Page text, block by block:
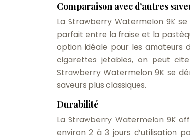
Comparaison avec d’autres
La Strawberry Watermelon 9K
parfait entre la fraise et la
option idéale pour les amateurs
cigarettes jetables, on peut
Strawberry Watermelon 9K se
saveurs plus classiques.
Durabilité
La Strawberry Watermelon 9K
environ 2 à 3 jours d’utilisation